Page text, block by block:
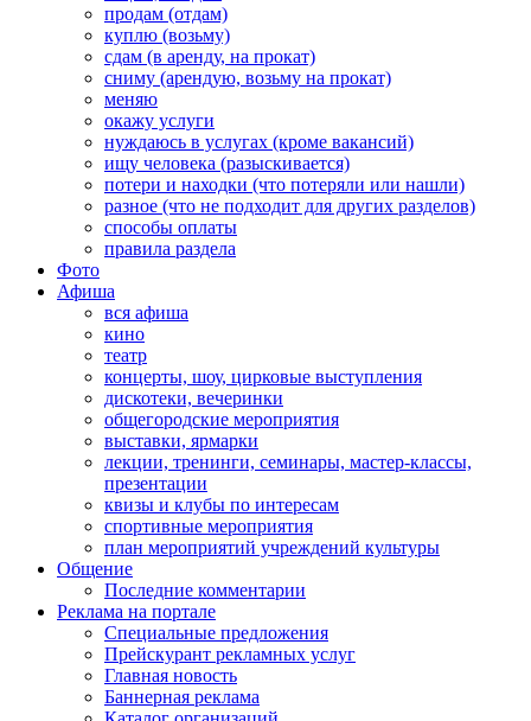
продам (отдам)
куплю (возьму)
сдам (в аренду, на прокат)
сниму (арендую, возьму на прокат)
меняю
окажу услуги
нуждаюсь в услугах (кроме вакансий)
ищу человека (разыскивается)
потери и находки (что потеряли или нашли)
разное (что не подходит для других разделов)
способы оплаты
правила раздела
Фото
Афиша
вся афиша
кино
театр
концерты, шоу, цирковые выступления
дискотеки, вечеринки
общегородские мероприятия
выставки, ярмарки
лекции, тренинги, семинары, мастер-классы,
презентации
квизы и клубы по интересам
спортивные мероприятия
план мероприятий учреждений культуры
Общение
Последние комментарии
Реклама на портале
Специальные предложения
Прейскурант рекламных услуг
Главная новость
Баннерная реклама